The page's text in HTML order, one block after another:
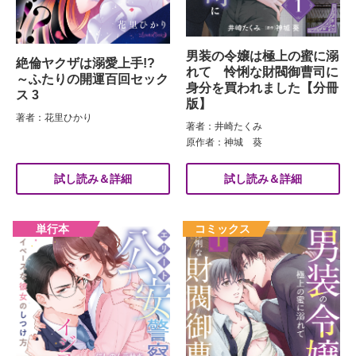
絶倫ヤクザは溺愛上手!?
～ふたりの開運百回セック
ス 3
著者：花里ひかり
試し読み＆詳細
男装の令嬢は極上の蜜に溺
れて 怜悧な財閥御曹司に
身分を買われました【分冊
版】
著者：井崎たくみ
原作者：神城 葵
試し読み＆詳細